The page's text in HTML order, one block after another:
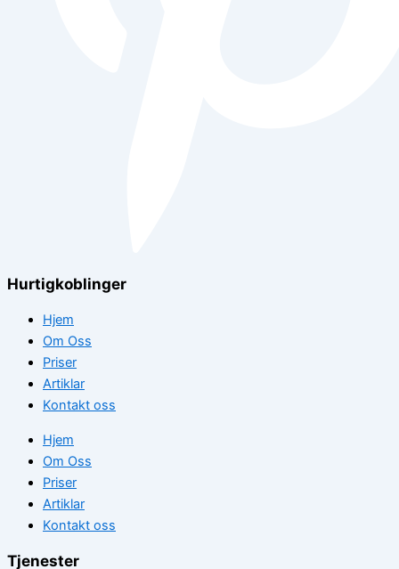
Hurtigkoblinger
Hjem
Om Oss
Priser
Artiklar
Kontakt oss
Hjem
Om Oss
Priser
Artiklar
Kontakt oss
Tjenester